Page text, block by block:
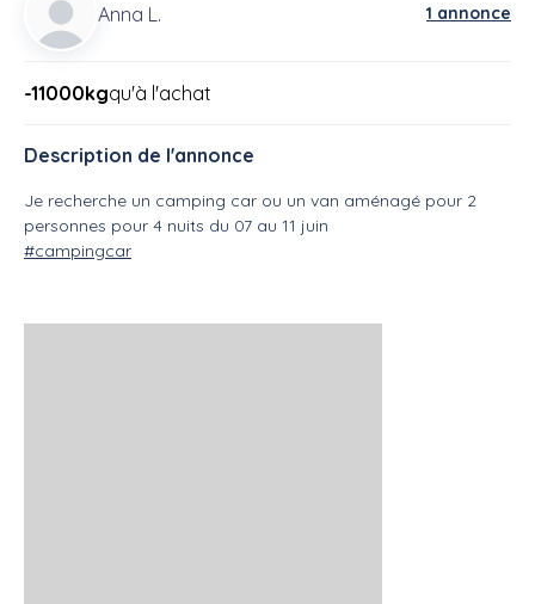
Anna L. 1 annonce
-11000kgqu'à l'achat
Description de l'annonce
Je recherche un camping car ou un van aménagé pour 2
personnes pour 4 nuits du 07 au 11 juin
#campingcar